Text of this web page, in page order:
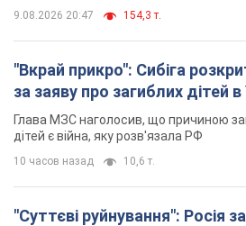
9.08.2026 20:47 154,3 т.
"Вкрай прикро": Сибіга
за заяву про загиблих дітей в
Глава МЗС наголосив, що причиною
дітей є війна, яку розв'язала РФ
10 часов назад 10,6 т.
"Суттєві руйнування": Росія